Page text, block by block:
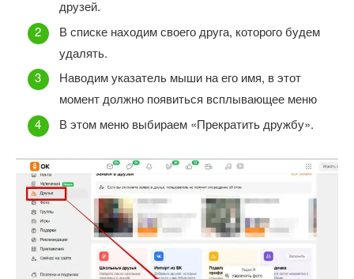
друзей.
В списке находим своего друга, которого будем
удалять.
Наводим указатель мыши на его имя, в этот
момент должно появиться всплывающее меню
В этом меню выбираем «Прекратить дружбу».